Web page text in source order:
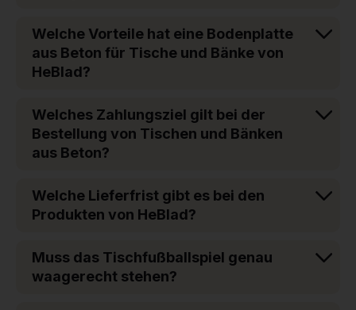
Welche Vorteile hat eine Bodenplatte
aus Beton für Tische und Bänke von
HeBlad?
Welches Zahlungsziel gilt bei der
Bestellung von Tischen und Bänken
aus Beton?
Welche Lieferfrist gibt es bei den
Produkten von HeBlad?
Muss das Tischfußballspiel genau
waagerecht stehen?